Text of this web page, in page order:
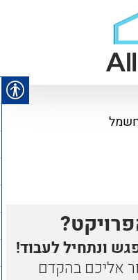
ונתחיל לעבוד!
אליכם בהקדם